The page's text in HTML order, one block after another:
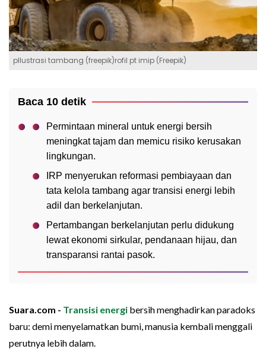
pIlustrasi tambang (freepik)rofil pt imip (Freepik)
Baca 10 detik
Permintaan mineral untuk energi bersih
meningkat tajam dan memicu risiko kerusakan
lingkungan.
IRP menyerukan reformasi pembiayaan dan
tata kelola tambang agar transisi energi lebih
adil dan berkelanjutan.
Pertambangan berkelanjutan perlu didukung
lewat ekonomi sirkular, pendanaan hijau, dan
transparansi rantai pasok.
Suara.com - Transisi energi bersih menghadirkan paradoks
baru: demi menyelamatkan bumi, manusia kembali menggali
perutnya lebih dalam.